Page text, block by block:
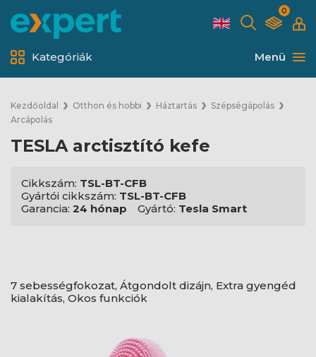
0
Menü
Kategóriák
Kezdőoldal Otthon és hobbi Háztartás
Szépségápolás
Arcápolás
TESLA arctisztító kefe
Cikkszám: TSL-BT-CFB
Gyártói cikkszám: TSL-BT-CFB
Garancia: 24 hónap Gyártó: Tesla Smart
7 sebességfokozat, Átgondolt dizájn, Extra gyengéd
kialakítás, Okos funkciók